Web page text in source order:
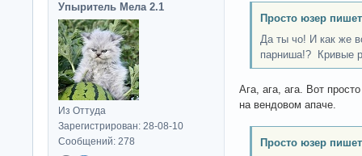
Упыритель Мела 2.1
Из Оттуда
Зарегистрирован: 28-08-10
Сообщений: 278
Просто юзер
Да ты чо! И как же
парниша!? Кривые
Ага, ага, ага. Вот
на вендовом апаче.
Просто юзер